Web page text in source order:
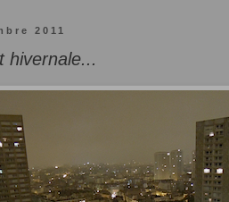
2011
hivernale...